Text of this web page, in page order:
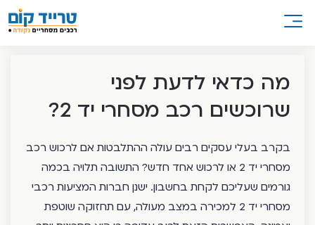
מה כדאי לדעת לפני
שרוכשים רכב מסחרי יד 2?
בקרב בעלי עסקים רבים עולה ההתלבטות אם לרכוש רכב
מסחרי יד 2 או לרכוש אחד חדש? התשובה תלויה בכמה
גורמים שעליכם לקחת בחשבון. ישנן חברות המציעות רכבי
מסחרי יד 2 למכירה במצב מעולה, עם תחזוקה שוטפת